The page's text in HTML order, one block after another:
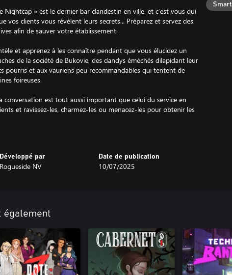
Nightcap » est le dernier bar clandestin en ville, et c’est vous qui
vos clients vous révèlent leurs secrets... Préparez et servez des
afin de sauver votre établissement.
et apprenez à les connaître pendant que vous élucidez un
de la société de Bukovie, des dandys éméchés dilapidant leur
pourris et aux vauriens peu recommandables qui tentent de
foireuses.
conversation est tout aussi important que celui du service en
et ravissez-les, charmez-les ou menacez-les pour obtenir les
qui vous pourrez compter... et qui vous trahira !
votre commerce par-dessus le marché.
gagner par la peur, les citoyens affluent dans les
Si la grandeur décadente inspire la mélancolie, il n’existe aucun
remédier.
votre bar clandestin représente un feu de joie nocturne.
cocktails sont toujours...
Développé par
Rogueside NV
Date de publication
10/07/2025
également